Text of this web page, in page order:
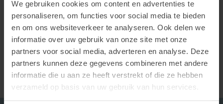
We gebruiken cookies om content en advertenties te
personaliseren, om functies voor social media te bieden
en om ons websiteverkeer te analyseren. Ook delen we
informatie over uw gebruik van onze site met onze
partners voor social media, adverteren en analyse. Deze
partners kunnen deze gegevens combineren met andere
informatie die u aan ze heeft verstrekt of die ze hebben
verzameld op basis van uw gebruik van hun services.